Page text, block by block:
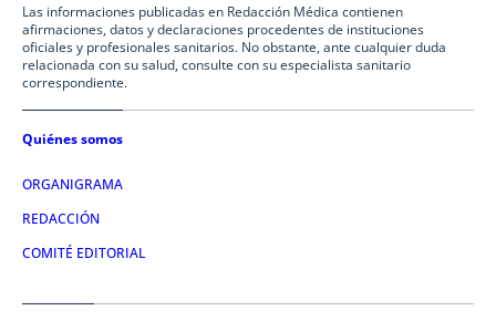
Las informaciones publicadas en Redacción Médica contienen
afirmaciones, datos y declaraciones procedentes de instituciones
oficiales y profesionales sanitarios. No obstante, ante cualquier duda
relacionada con su salud, consulte con su especialista sanitario
correspondiente.
Quiénes somos
ORGANIGRAMA
REDACCIÓN
COMITÉ EDITORIAL